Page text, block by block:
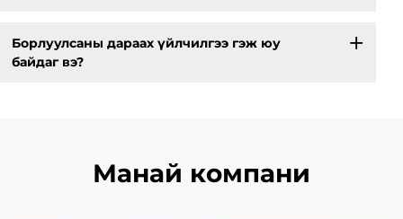
Борлуулсаны дараах үйлчилгээ гэж юу
байдаг вэ?
Манай компани